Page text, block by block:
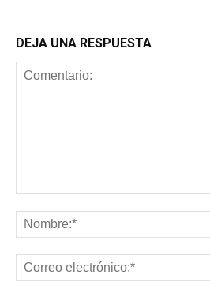
DEJA UNA RESPUESTA